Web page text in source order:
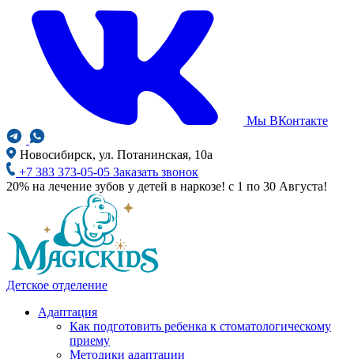
Мы ВКонтакте
Новосибирск, ул. Потанинская, 10а
+7 383 373-05-05 Заказать звонок
20% на лечение зубов у детей в наркозе! с 1 по 30 Августа!
Детское отделение
Адаптация
Как подготовить ребенка к стоматологическому
приему
Методики адаптации